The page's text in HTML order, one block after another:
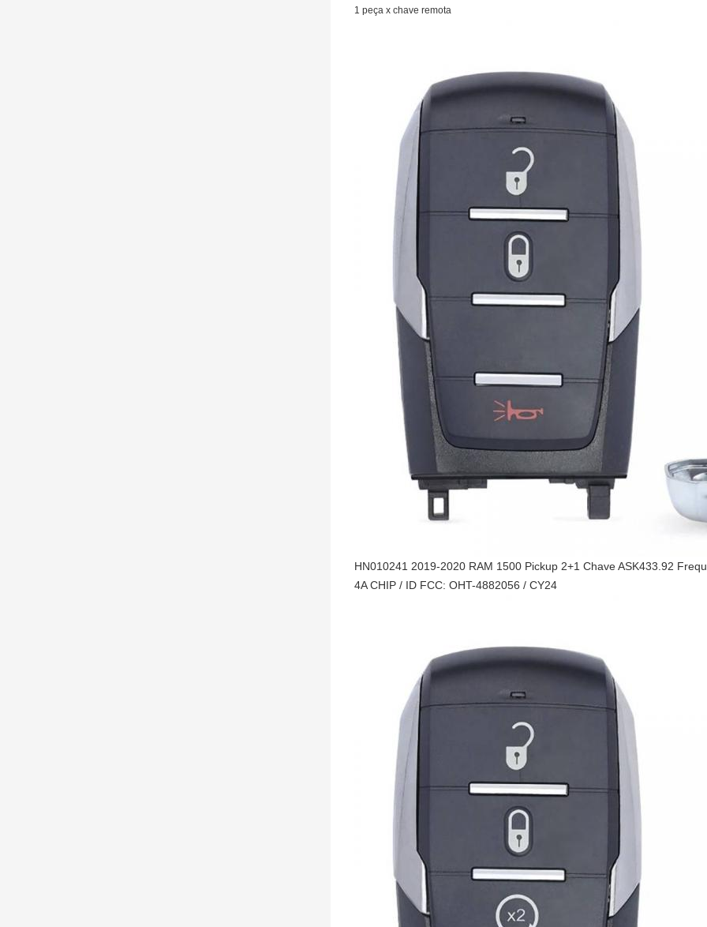
1 peça x chave remota
HN010241 2019-2020 RAM 1500 Pickup 2+1 Chave ASK433.92
4A CHIP / ID FCC: OHT-4882056 / CY24